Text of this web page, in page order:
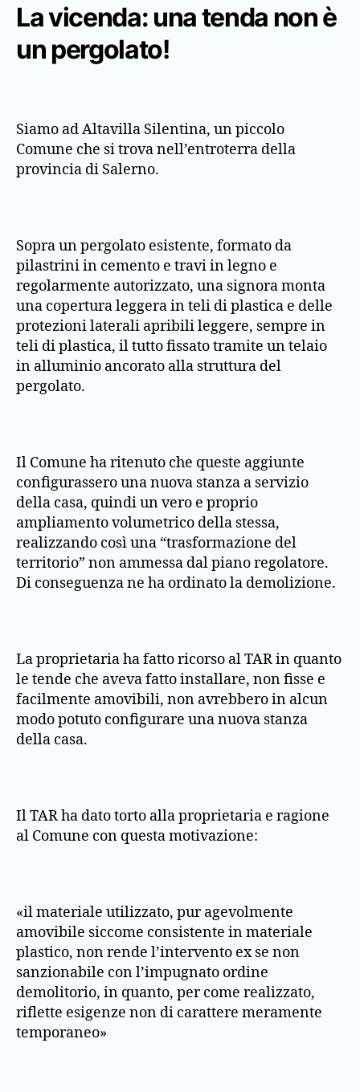
La vicenda: una tenda non è
un pergolato!
Siamo ad Altavilla Silentina, un piccolo
Comune che si trova nell’entroterra della
provincia di Salerno.
Sopra un pergolato esistente, formato da
pilastrini in cemento e travi in legno e
regolarmente autorizzato, una signora monta
una copertura leggera in teli di plastica e delle
protezioni laterali apribili leggere, sempre in
teli di plastica, il tutto fissato tramite un telaio
in alluminio ancorato alla struttura del
pergolato.
Il Comune ha ritenuto che queste aggiunte
configurassero una nuova stanza a servizio
della casa, quindi un vero e proprio
ampliamento volumetrico della stessa,
realizzando così una “trasformazione del
territorio” non ammessa dal piano regolatore.
Di conseguenza ne ha ordinato la demolizione.
La proprietaria ha fatto ricorso al TAR in quanto
le tende che aveva fatto installare, non fisse e
facilmente amovibili, non avrebbero in alcun
modo potuto configurare una nuova stanza
della casa.
Il TAR ha dato torto alla proprietaria e ragione
al Comune con questa motivazione:
«il materiale utilizzato, pur agevolmente
amovibile siccome consistente in materiale
plastico, non rende l’intervento ex se non
sanzionabile con l’impugnato ordine
demolitorio, in quanto, per come realizzato,
riflette esigenze non di carattere meramente
temporaneo»